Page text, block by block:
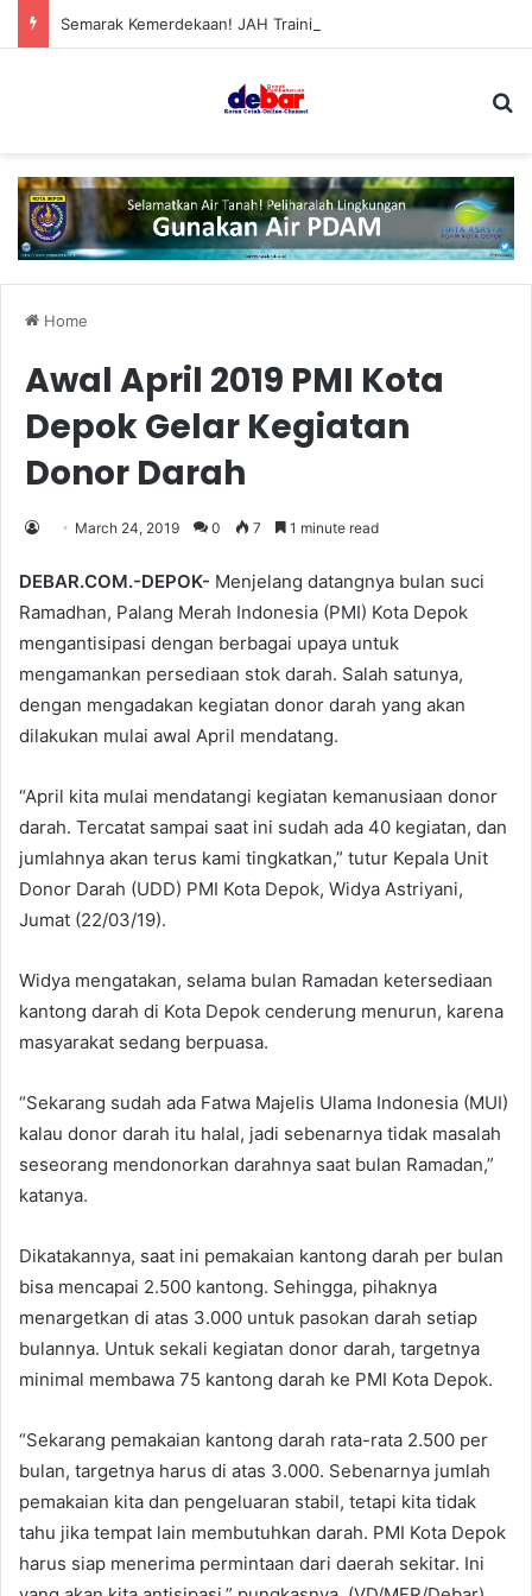
Home
Awal April 2019 PMI Kota
Depok Gelar Kegiatan
Donor Darah
March 24, 2019 0 7 1 minute read
DEBAR.COM.-DEPOK- Menjelang datangnya bulan suci
Ramadhan, Palang Merah Indonesia (PMI) Kota Depok
mengantisipasi dengan berbagai upaya untuk
mengamankan persediaan stok darah. Salah satunya,
dengan mengadakan kegiatan donor darah yang akan
dilakukan mulai awal April mendatang.
“April kita mulai mendatangi kegiatan kemanusiaan donor
darah. Tercatat sampai saat ini sudah ada 40 kegiatan, dan
jumlahnya akan terus kami tingkatkan,” tutur Kepala Unit
Donor Darah (UDD) PMI Kota Depok, Widya Astriyani,
Jumat (22/03/19).
Widya mengatakan, selama bulan Ramadan ketersediaan
kantong darah di Kota Depok cenderung menurun, karena
masyarakat sedang berpuasa.
“Sekarang sudah ada Fatwa Majelis Ulama Indonesia (MUI)
kalau donor darah itu halal, jadi sebenarnya tidak masalah
seseorang mendonorkan darahnya saat bulan Ramadan,”
katanya.
Dikatakannya, saat ini pemakaian kantong darah per bulan
bisa mencapai 2.500 kantong. Sehingga, pihaknya
menargetkan di atas 3.000 untuk pasokan darah setiap
bulannya. Untuk sekali kegiatan donor darah, targetnya
minimal membawa 75 kantong darah ke PMI Kota Depok.
“Sekarang pemakaian kantong darah rata-rata 2.500 per
bulan, targetnya harus di atas 3.000. Sebenarnya jumlah
pemakaian kita dan pengeluaran stabil, tetapi kita tidak
tahu jika tempat lain membutuhkan darah. PMI Kota Depok
harus siap menerima permintaan dari daerah sekitar. Ini